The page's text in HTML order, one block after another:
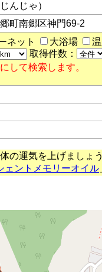
んじゃ）
町南郷区神門69-2
ネット 大浴場
取得件数：
して検索します。
の運気を上げましょ
ェントメモリーオイル